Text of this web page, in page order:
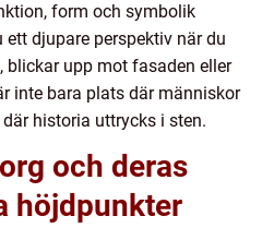
form och symbolik
djupare perspektiv när du
blickar upp mot fasaden eller
inte bara plats där människor
historia uttrycks i sten.
och deras
höjdpunkter